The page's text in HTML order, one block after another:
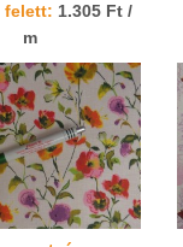
felett: 1.305 Ft /
m